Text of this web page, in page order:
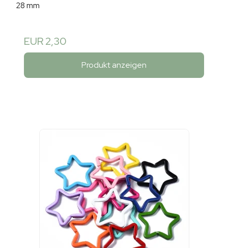
28 mm
EUR 2,30
Produkt anzeigen